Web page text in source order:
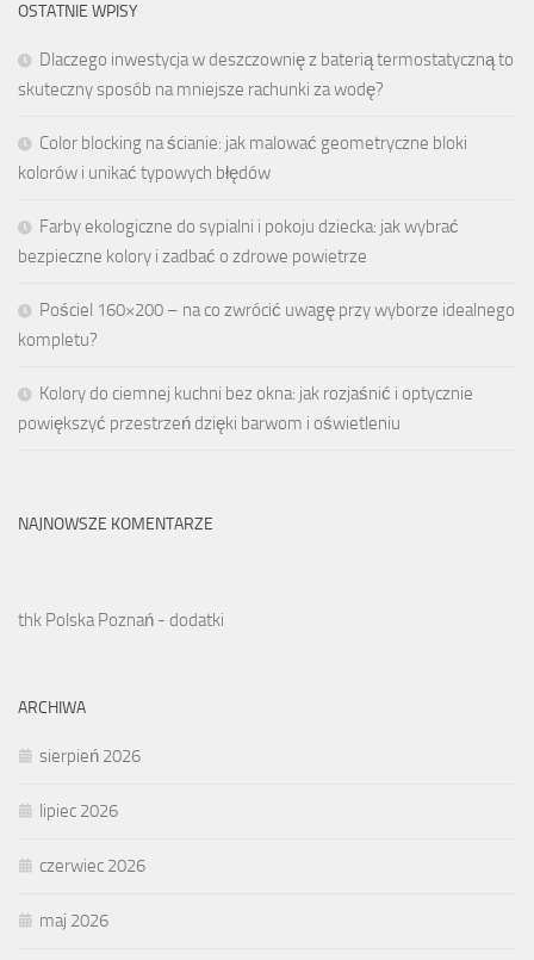
OSTATNIE WPISY
Dlaczego inwestycja w deszczownię z baterią termostatyczną to
skuteczny sposób na mniejsze rachunki za wodę?
Color blocking na ścianie: jak malować geometryczne bloki
kolorów i unikać typowych błędów
Farby ekologiczne do sypialni i pokoju dziecka: jak wybrać
bezpieczne kolory i zadbać o zdrowe powietrze
Pościel 160×200 – na co zwrócić uwagę przy wyborze idealnego
kompletu?
Kolory do ciemnej kuchni bez okna: jak rozjaśnić i optycznie
powiększyć przestrzeń dzięki barwom i oświetleniu
NAJNOWSZE KOMENTARZE
thk Polska Poznań - dodatki
ARCHIWA
sierpień 2026
lipiec 2026
czerwiec 2026
maj 2026